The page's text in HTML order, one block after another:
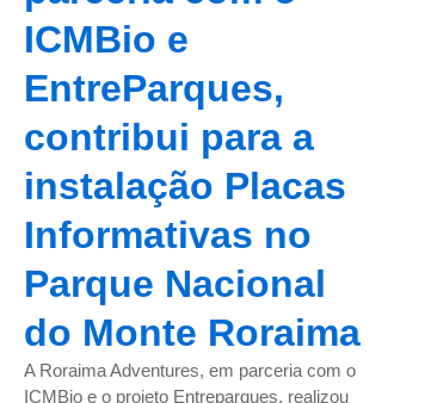
ICMBio e
EntreParques,
contribui para a
instalação Placas
Informativas no
Parque Nacional
do Monte Roraima
A Roraima Adventures, em parceria com o
ICMBio e o projeto Entreparques, realizou